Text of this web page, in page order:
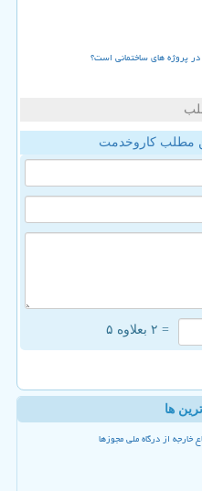
پروژه های ساختمانی است؟
مطلب کاروخدمت
= ۲ بعلاوه ۵
ها
از درگاه ملی مجوزها